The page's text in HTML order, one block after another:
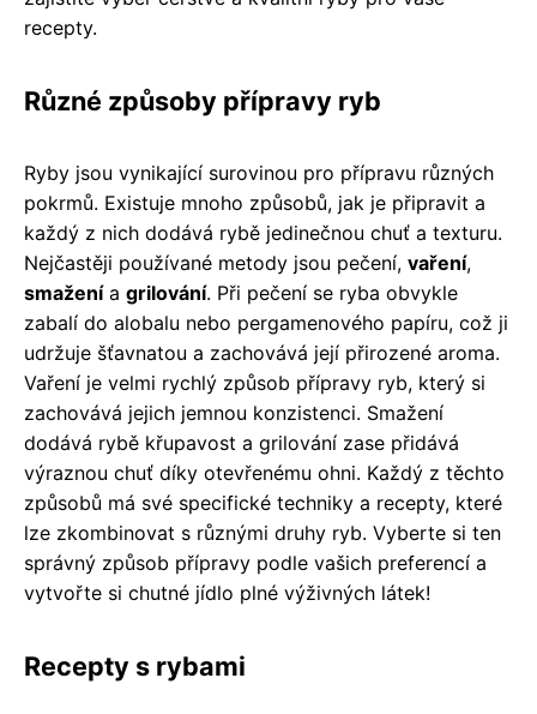
recepty.
Různé způsoby přípravy ryb
Ryby jsou vynikající surovinou pro přípravu různých
pokrmů. Existuje mnoho způsobů, jak je připravit a
každý z nich dodává rybě jedinečnou chuť a texturu.
Nejčastěji používané metody jsou pečení, vaření,
smaženía grilování. Při pečení se ryba obvykle
zabalí do alobalu nebo pergamenového papíru, což ji
udržuje šťavnatou a zachovává její přirozené aroma.
Vaření je velmi rychlý způsob přípravy ryb, který si
zachovává jejich jemnou konzistenci. Smažení
dodává rybě křupavost a grilování zase přidává
výraznou chuť díky otevřenému ohni. Každý z těchto
způsobů má své specifické techniky a recepty, které
lze zkombinovat s různými druhy ryb. Vyberte si ten
správný způsob přípravy podle vašich preferencí a
vytvořte si chutné jídlo plné výživných látek!
Recepty s rybami